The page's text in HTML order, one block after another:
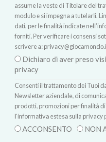
assume la veste di Titolare del
modulo e si impegna a tutelarli.
dati, per le finalità indicate
forniti. Per verificare i consensi
scrivere a:
Dichiaro di aver preso
privacy
Consenti il trattamento dei Tuoi
Newsletter aziendale, di
prodotti, promozioni per finalità
l'informativa estesa sulla privacy
ACCONSENTO NON